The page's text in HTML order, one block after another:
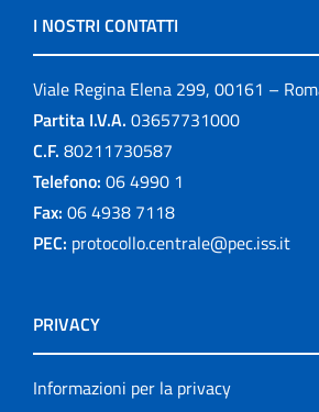
I NOSTRI CONTATTI
Viale Regina Elena 299, 00161 –
Partita I.V.A. 03657731000
C.F. 80211730587
Telefono: 06 4990 1
Fax: 06 4938 7118
PEC: protocollo.centrale@pec.iss.it
PRIVACY
Informazioni per la privacy